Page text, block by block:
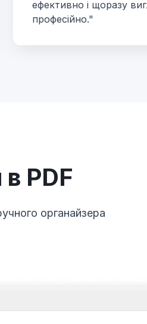
ефективно і щоразу
професійно."
PDF
органайзера